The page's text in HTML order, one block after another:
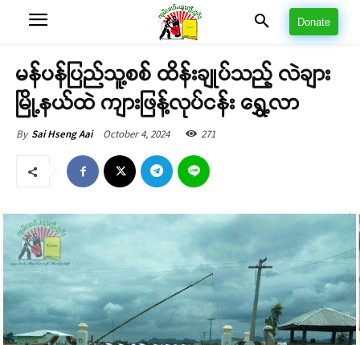
Donate
မန်ပန်ပြည်သူ့စစ် ထိန်းချုပ်သည့် လဲချား
မြို့နယ်ထဲ ကျားဖြန့်လုပ်ငန်း ရွှေ့လာ
By Sai Hseng Aai October 4, 2024 271